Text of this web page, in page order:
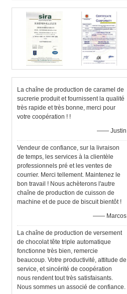
La chaîne de production de caramel de
sucrerie produit et fournissent la qualité
très rapide et très bonne, merci pour
votre coopération ! !
—— Justin
Vendeur de confiance, sur la livraison
de temps, les services à la clientèle
professionnels pré et les ventes de
courrier. Merci tellement. Maintenez le
bon travail ! Nous achèterons l'autre
chaîne de production de cuisson de
machine et de puce de biscuit bientôt !
—— Marcos
La chaîne de production de versement
de chocolat tête triple automatique
fonctionne très bien, remercie
beaucoup. Votre productivité, attitude de
service, et sincérité de coopération
nous rendent tout très satisfaisants.
Nous sommes un associé de confiance.